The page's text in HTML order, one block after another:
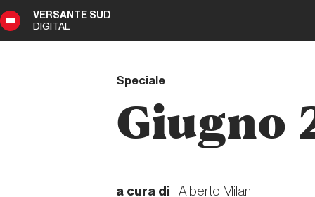
VERSANTE SUD
DIGITAL
Giugno
Speciale
a cura di Alberto Milani